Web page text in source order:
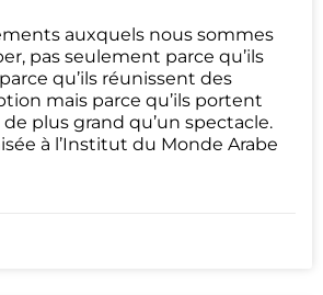
auxquels nous sommes
pas seulement parce qu’ils
qu’ils réunissent des
mais parce qu’ils portent
plus grand qu’un spectacle.
à l’Institut du Monde Arabe